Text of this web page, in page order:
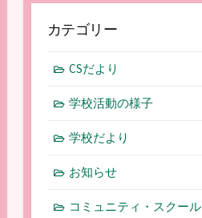
カテゴリー
CSだより
学校活動の様子
学校だより
お知らせ
コミュニティ・スクール